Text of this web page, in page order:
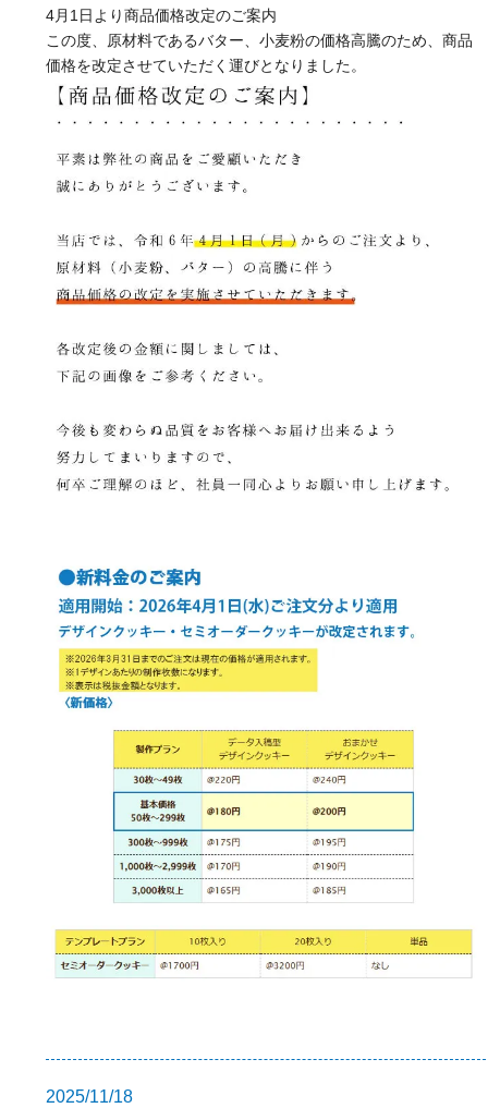
4月1日より商品価格改定のご案内
この度、原材料であるバター、小麦粉の価格高騰のため、商品
価格を改定させていただく運びとなりました。
2025/11/18